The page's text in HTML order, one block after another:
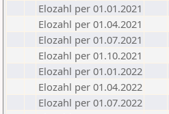
Elozahl per 01.01.2021
Elozahl per 01.04.2021
Elozahl per 01.07.2021
Elozahl per 01.10.2021
Elozahl per 01.01.2022
Elozahl per 01.04.2022
Elozahl per 01.07.2022